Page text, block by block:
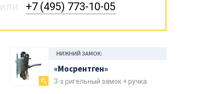
или +7 (495) 773-10-05
НИЖНИЙ ЗАМОК:
«Мосрентген»
3-х ригельный замок + ручка